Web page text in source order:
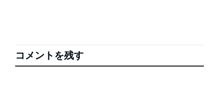
コメントを残す